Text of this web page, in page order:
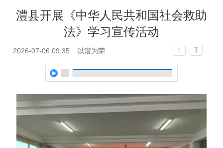
澧县开展《中华人民共和国社会救助
法》学习宣传活动
2026-07-06 09:35 以澧为荣 T T